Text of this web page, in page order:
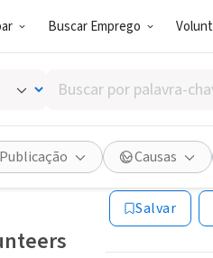
Buscar Emprego
Buscar
por
palavra-
chave,
habilidades
ou
interesses
Causas
north
XA, França
Salvar